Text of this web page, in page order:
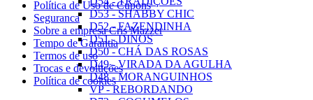
D53 - SHABBY CHIC
D52 - FAZENDINHA
D51 - DINOS
D50 - CHÁ DAS ROSAS
D49 - VIRADA DA AGULHA
D48 - MORANGUINHOS
VP - REBORDANDO
Política de Uso de Cupons
Seguranca
Sobre a empresa Cris Mazzer
Tempo de Garantia
Termos de uso
Trocas e devoluções
Política de cookies